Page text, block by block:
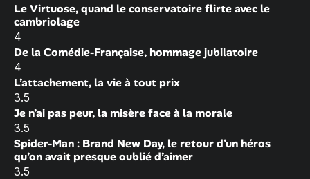
Le Virtuose, quand le conservatoire flirte avec le
cambriolage
4
De la Comédie-Française, hommage jubilatoire
4
L’attachement, la vie à tout prix
3.5
Je n’ai pas peur, la misère face à la morale
3.5
Spider-Man : Brand New Day, le retour d’un héros
qu’on avait presque oublié d’aimer
3.5